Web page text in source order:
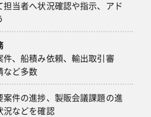
担当者へ状況確認や指示、アド
件、船積み依頼、輸出取引審
など多数
案件の進捗、製販会議課題の進
況などを確認